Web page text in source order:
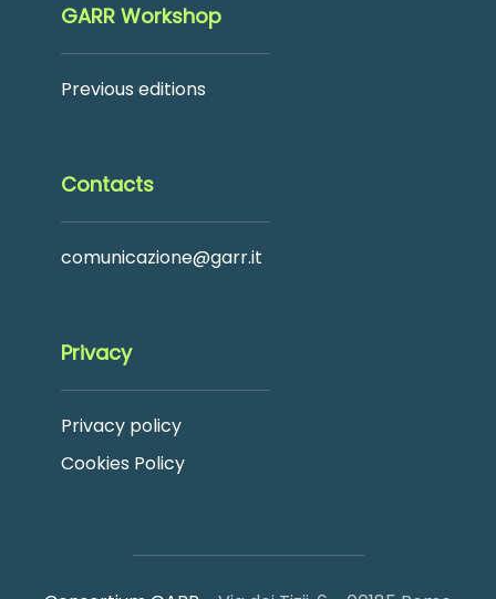
GARR Workshop
Previous editions
Contacts
comunicazione@garr.it
Privacy
Privacy policy
Cookies Policy